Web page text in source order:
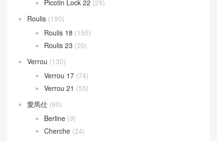
Kelly Mini 20
Kelly Pochette(432)
Picotin Lock(231)
Picotin Lock 18
Picotin Lock 22
Roulis(190)
Roulis 18(155)
Roulis 23 (20)